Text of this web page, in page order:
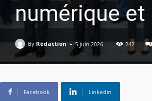
numérique
By Rédaction - 5 juin 2026 242
Facebook Linkedin